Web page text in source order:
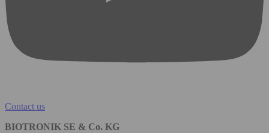
Contact us
BIOTRONIK SE & Co. KG